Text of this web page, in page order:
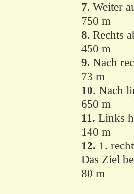
7. Weiter
750 m
8. Rechts
450 m
9. Nach
73 m
10. Nach
650 m
11. Links
140 m
12. 1.
Das Ziel
80 m